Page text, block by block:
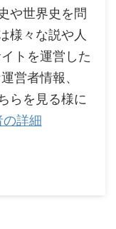
や世界史を問
様々な説や人
トを運営した
営者情報、
らを見る様に
詳細